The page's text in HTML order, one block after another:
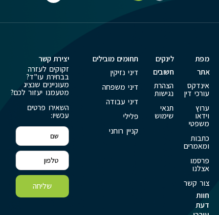
מפת
אתר
אינדקס
עורכי דין
ערוץ
וידאו
משפטי
כתבות
ומאמרים
פרסמו
אצלנו
צור קשר
חוות
דעת
לינקים
חשובים
הצהרת
נגישות
תנאי
שימוש
תחומים מובילים
דיני נזיקין
דיני משפחה
דיני עבודה
פלילי
קניין רוחני
יצירת קשר
זקוקים לעזרה
בבחירת עו"ד?
מעוניינים שנציג
מטעמנו יעזור לכם?
השאירו פרטים
עכשיו:
שליחה